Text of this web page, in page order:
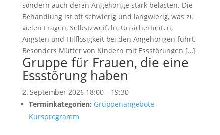
sondern auch deren Angehörige stark belasten. Die
Behandlung ist oft schwierig und langwierig, was zu
vielen Fragen, Selbstzweifeln, Unsicherheiten,
Ängsten und Hilflosigkeit bei den Angehörigen führt.
Besonders Mütter von Kindern mit Essstörungen […]
Gruppe für Frauen, die eine
Essstörung haben
2. September 2026 18:00– 19:30
Terminkategorien: Gruppenangebote,
Kursprogramm